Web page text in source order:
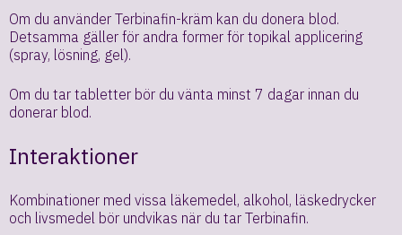
Om du använder Terbinafin-kräm kan du donera blod.
Detsamma gäller för andra former för topikal applicering
(spray, lösning, gel).
Om du tar tabletter bör du vänta minst 7 dagar innan du
donerar blod.
Interaktioner
Kombinationer med vissa läkemedel, alkohol, läskedrycker
och livsmedel bör undvikas när du tar Terbinafin.